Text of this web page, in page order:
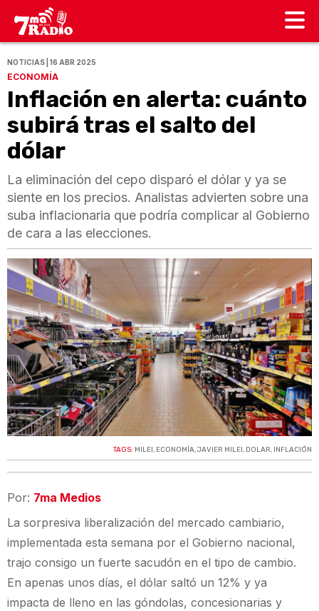
NOTICIAS | 16 ABR 2025
ECONOMÍA
Inflación en alerta: cuánto
subirá tras el salto del
dólar
La eliminación del cepo disparó el dólar y ya se
siente en los precios. Analistas advierten sobre una
suba inflacionaria que podría complicar al Gobierno
de cara a las elecciones.
TAGS: MILEI , ECONOMÍA,JAVIER MILEI , DOLAR, INFLACIÓN
Por: 7ma Medios
La sorpresiva liberalización del mercado cambiario,
implementada esta semana por el Gobierno nacional,
trajo consigo un fuerte sacudón en el tipo de cambio.
En apenas unos días, el dólar saltó un 12% y ya
impacta de lleno en las góndolas, concesionarias y